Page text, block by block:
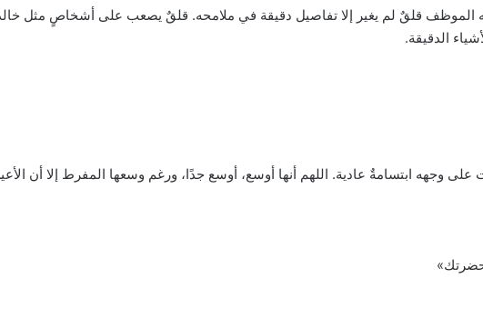
الموظف قلقٌ لم يغير إلا تفاصيل دقيقة في ملامحه. قلقٌ يصعب على أشخاصٍ مثل خالد
الدقيقة.
وجهه ابتسامةٌ عادية. اللهم أنها أوسع، أوسع جدًا، ورغم وسعها المفرط إلا أن